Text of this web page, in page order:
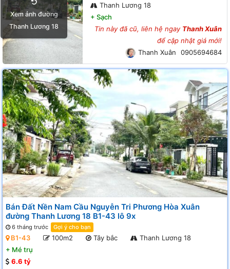
Xem ảnh đường
Thanh Lương 18
Thanh Lương 18
+ Sạch
Tin này đã cũ, liên hệ ngay Thanh Xuân
để cập nhật giá mới!
Thanh Xuân
0905694684
Bán Đất Nền Nam Cầu Nguyễn Tri Phương Hòa Xuân
đường Thanh Lương 18 B1-43 lô 9x
6 tháng trước Gợi ý cho bạn
B1-43 100m2 Tây bắc
Thanh Lương 18
+ Mé trụ
6.6 tỷ